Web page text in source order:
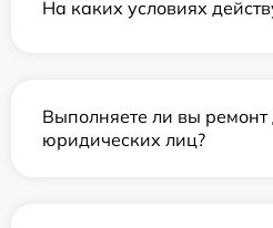
На каких условиях
Выполняете ли вы ремонт
юридических лиц?